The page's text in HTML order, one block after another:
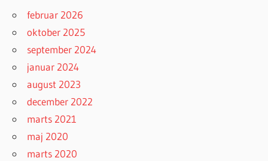
februar 2026
oktober 2025
september 2024
januar 2024
august 2023
december 2022
marts 2021
maj 2020
marts 2020